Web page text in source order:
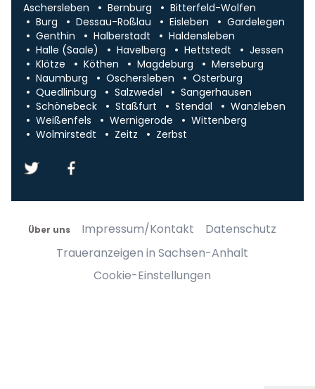
Aschersleben Bernburg
Bitterfeld-Wolfen
Burg
Dessau-Roßlau Eisleben
Gardelegen
Genthin
Halberstadt
Haldensleben
Halle (Saale)
Havelberg Hettstedt
Jessen
Klötze
Köthen Magdeburg
Merseburg
Naumburg
Oschersleben
Osterburg
Quedlinburg
Salzwedel
Sangerhausen
Schönebeck
Staßfurt Stendal
Wanzleben
Weißenfels
Wernigerode
Wittenberg
Wolmirstedt
Zeitz Zerbst
Über uns Impressum/Kontakt
Datenschutz
Traueranzeigen in Sachsen-Anhalt
Cookie-Einstellungen